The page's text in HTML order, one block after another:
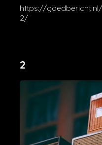
https://
2/
2